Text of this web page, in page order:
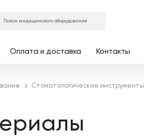
Поиск медицинского оборудования
Оплата и доставка Контакты
Стоматологические инструменты